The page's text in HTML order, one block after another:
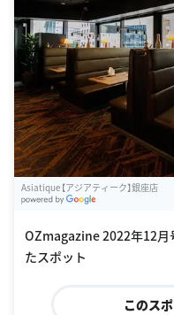
Asiatique【アジアティーク】銀座店
OZmagazine 2022年12月
たスポット
このス